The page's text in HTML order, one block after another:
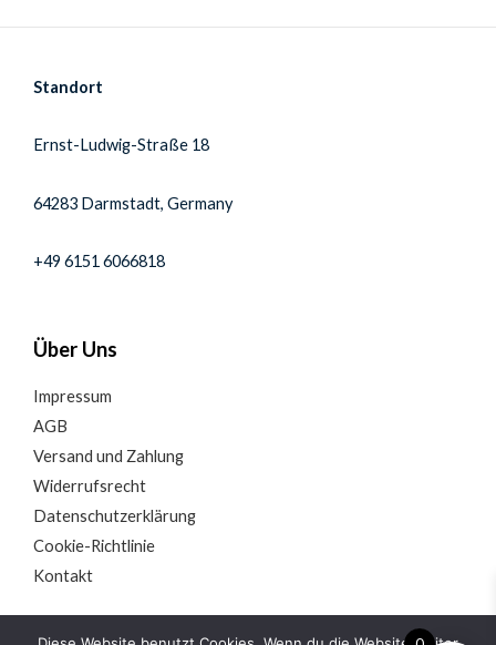
Standort
Ernst-Ludwig-Straße 18
64283 Darmstadt, Germany
+49 6151 6066818
Über Uns
Impressum
AGB
Versand und Zahlung
Widerrufsrecht
Datenschutzerklärung
Cookie-Richtlinie
Kontakt